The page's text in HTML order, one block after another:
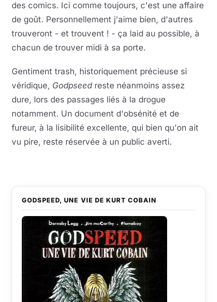
des comics. Ici comme toujours, c'est une affaire
de goût. Personnellement j'aime bien, d'autres
trouveront - et trouvent ! - ça laid au possible, à
chacun de trouver midi à sa porte.
Gentiment trash, historiquement précieuse si
véridique, Godpseedreste néanmoins assez
dure, lors des passages liés à la drogue
notamment. Un document d'obsénité et de
fureur, à la lisibilité excellente, qui bien qu'on ait
vu pire, reste réservée à un public averti.
GODSPEED, UNE VIE DE KURT COBAIN